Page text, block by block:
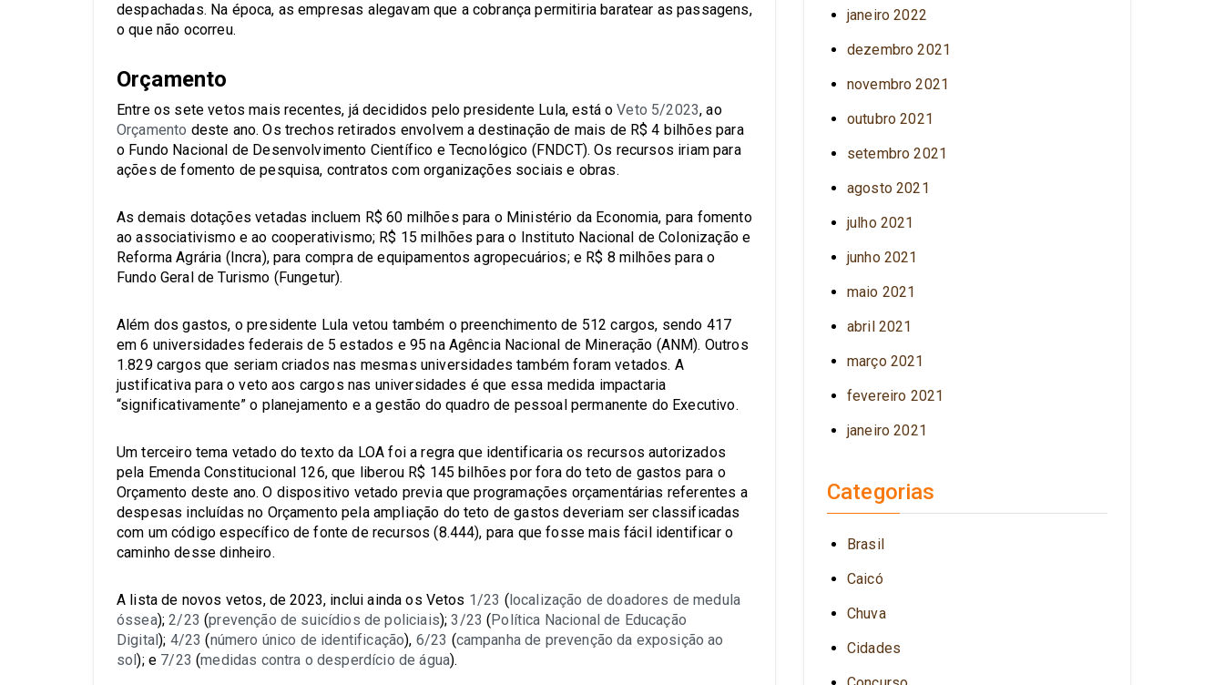
despachadas. Na época, as empresas alegavam que a cobrança permitiria baratear as passagens,
o que não ocorreu.
Orçamento
Entre os sete vetos mais recentes, já decididos pelo presidente Lula, está oVeto 5/2023, ao
Orçamento deste ano. Os trechos retirados envolvem a destinação de mais de R$ 4 bilhões para
o Fundo Nacional de Desenvolvimento Científico e Tecnológico (FNDCT). Os recursos iriam para
ações de fomento de pesquisa, contratos com organizações sociais e obras.
As demais dotações vetadas incluem R$ 60 milhões para o Ministério da Economia, para fomento
ao associativismo e ao cooperativismo; R$ 15 milhões para o Instituto Nacional de Colonização e
Reforma Agrária (Incra), para compra de equipamentos agropecuários; e R$ 8 milhões para o
Fundo Geral de Turismo (Fungetur).
Além dos gastos, o presidente Lula vetou também o preenchimento de 512 cargos, sendo 417
em 6 universidades federais de 5 estados e 95 na Agência Nacional de Mineração (ANM). Outros
1.829 cargos que seriam criados nas mesmas universidades também foram vetados. A
justificativa para o veto aos cargos nas universidades é que essa medida impactaria
“significativamente” o planejamento e a gestão do quadro de pessoal permanente do Executivo.
Um terceiro tema vetado do texto da LOA foi a regra que identificaria os recursos autorizados
pela Emenda Constitucional 126, que liberou R$ 145 bilhões por fora do teto de gastos para o
Orçamento deste ano. O dispositivo vetado previa que programações orçamentárias referentes a
despesas incluídas no Orçamento pela ampliação do teto de gastos deveriam ser classificadas
com um código específico de fonte de recursos (8.444), para que fosse mais fácil identificar o
caminho desse dinheiro.
A lista de novos vetos, de 2023, inclui ainda os Vetos 1/23 (localização de doadores de medula
óssea);2/23 (prevenção de suicídios de policiais);3/23 (Política Nacional de Educação
Digital); 4/23 (número único de identificação), 6/23 (campanha de prevenção da exposição ao
sol); e 7/23 (medidas contra o desperdício de água).
janeiro 2022
dezembro 2021
novembro 2021
outubro 2021
setembro 2021
agosto 2021
julho 2021
junho 2021
maio 2021
abril 2021
março 2021
fevereiro 2021
janeiro 2021
Categorias
Brasil
Caicó
Chuva
Cidades